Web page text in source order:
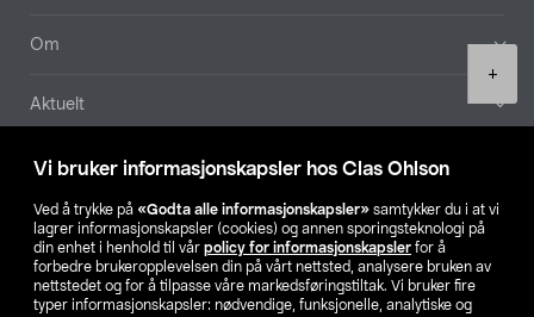
Vi bruker informasjonskapsler hos Clas Ohlson
Ved å trykke på «Godta alle informasjonskapsler» samtykker du i at vi
lagrer informasjonskapsler (cookies) og annen sporingsteknologi på
din enhet i henhold til vår policy for informasjonskapsler for å
forbedre brukeropplevelsen din på vårt nettsted, analysere bruken av
nettstedet og for å tilpasse våre markedsføringstiltak. Vi bruker fire
typer informasjonskapsler: nødvendige, funksjonelle, analytiske og
+
Om
Aktuelt
Våre selskaper
Finn din butikk
SE NO FI